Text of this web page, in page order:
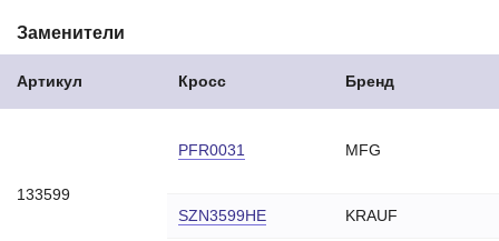
Заменители
Артикул Кросс Бренд
133599
PFR0031 MFG
SZN3599HE KRAUF